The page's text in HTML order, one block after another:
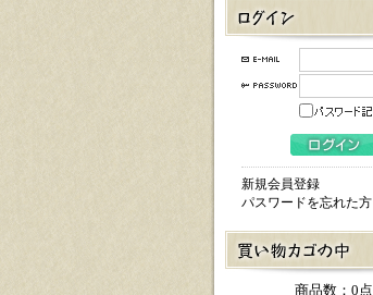
新規会員登録
パスワードを忘れた方
商品数：0点